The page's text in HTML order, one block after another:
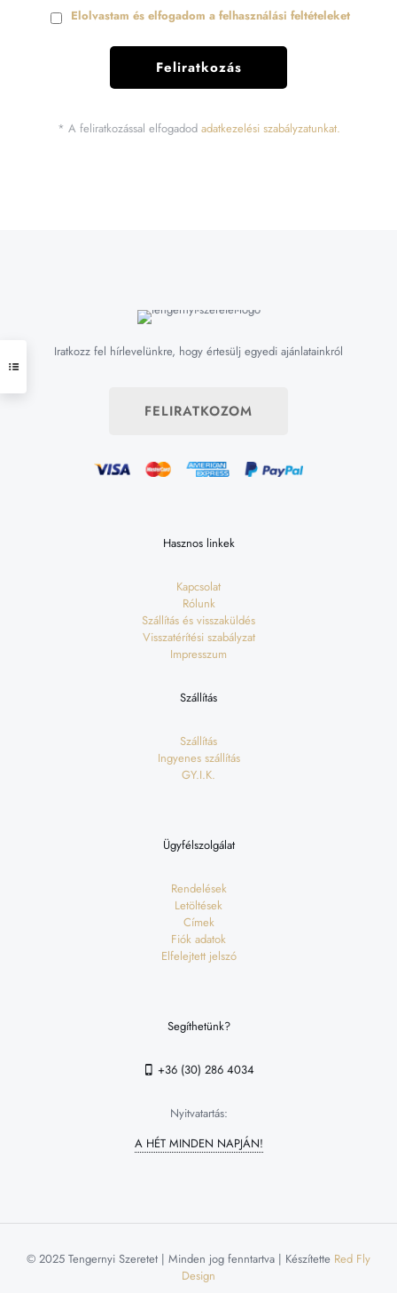
Elolvastam és elfogadom a felhasználási feltételeket
* A feliratkozással elfogadod adatkezelési szabályzatunkat.
Iratkozz fel hírlevelünkre, hogy értesülj egyedi ajánlatainkról
FELIRATKOZOM
Hasznos linkek
Kapcsolat
Rólunk
Szállítás és visszaküldés
Visszatérítési szabályzat
Impresszum
Szállítás
Szállítás
Ingyenes szállítás
GY.I.K.
Ügyfélszolgálat
Rendelések
Letöltések
Címek
Fiók adatok
Elfelejtett jelszó
Segíthetünk?
+36 (30) 286 4034
Nyitvatartás:
A HÉT MINDEN NAPJÁN!
© 2025 Tengernyi Szeretet | Minden jog fenntartva | Készítette Red Fly
Design